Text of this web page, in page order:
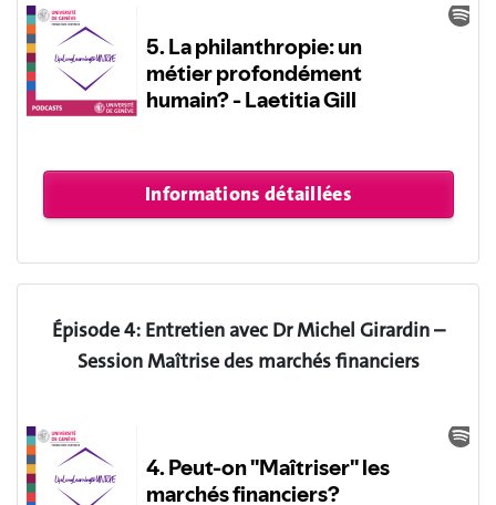
Épisode 4: Entretien avec Dr Michel Girardin –
Session Maîtrise des marchés financiers